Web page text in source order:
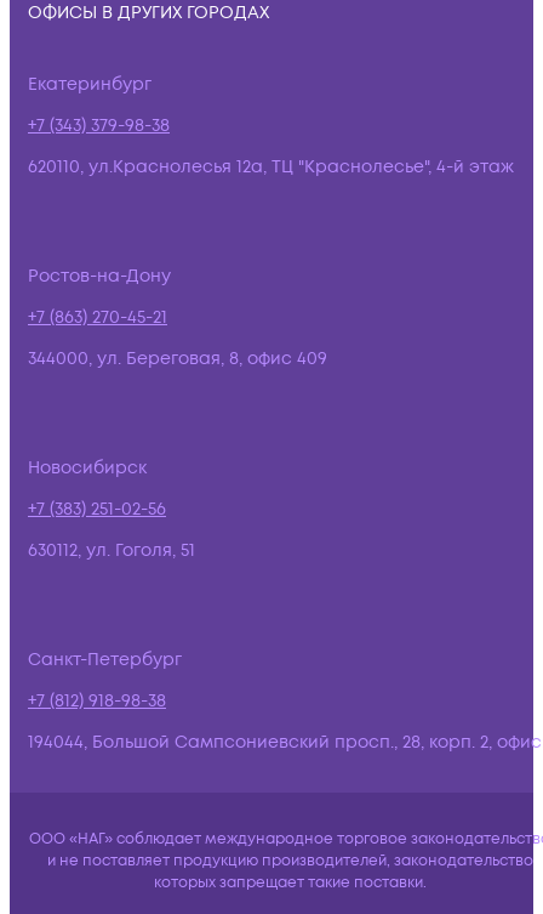
ОФИСЫ В ДРУГИХ ГОРОДАХ
Екатеринбург
+7 (343) 379-98-38
620110, ул.Краснолесья 12а, ТЦ "Краснолесье", 4-й этаж
Ростов-на-Дону
+7 (863) 270-45-21
344000, ул. Береговая, 8, офис 409
Новосибирск
+7 (383) 251-02-56
630112, ул. Гоголя, 51
Санкт-Петербург
+7 (812) 918-98-38
194044, Большой Сампсониевский просп., 28, корп. 2,
ООО «НАГ» соблюдает международное торговое
и не поставляет продукцию производителей, законодательство
которых запрещает такие поставки.